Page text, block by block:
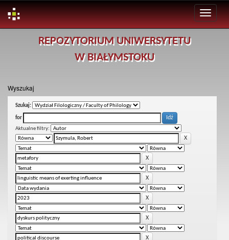
REPOZYTORIUM UNIWERSYTETU
W BIAŁYMSTOKU
Wyszukaj
Szukaj:
for
Aktualne filtry: